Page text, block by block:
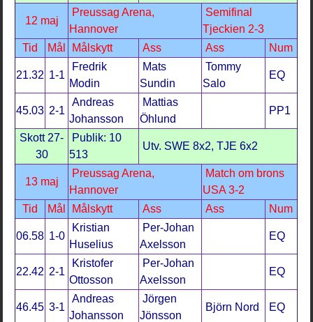
12 maj
Preussag Arena,
Hannover
Semifinal
Tjeckien 2-3
Tid
Mål Målskytt Ass Ass Num
21.32 1-1
Fredrik
Modin
Mats
Sundin
Tommy
Salo
EQ
45.03 2-1
Andreas
Johansson
Mattias
Öhlund
PP1
Skott 27-
30
Publik: 10
513
Utv. SWE 8x2, TJE 6x2
13 maj
Preussag Arena,
Hannover
Match om brons
USA 3-2
Tid
Mål Målskytt Ass Ass Num
06.58 1-0
Kristian
Huselius
Per-Johan
Axelsson
EQ
22.42 2-1
Kristofer
Ottosson
Per-Johan
Axelsson
EQ
46.45 3-1
Andreas
Johansson
Jörgen
Jönsson
Björn Nord EQ